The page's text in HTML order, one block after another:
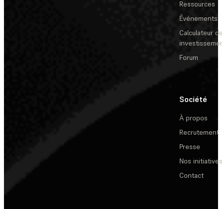
Ressources
Événements
Calculateur
Forum
Société
À propos
Recrutement
Presse
Nos initiatives
Contact